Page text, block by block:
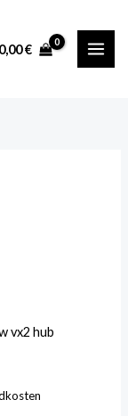
0,00€